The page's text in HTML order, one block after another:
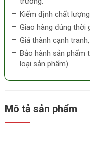
Kiểm định chất
Giao hàng đúng thời
Giá thành cạnh
Bảo hành sản phẩm
loại sản phẩm).
Mô tả sản phẩm